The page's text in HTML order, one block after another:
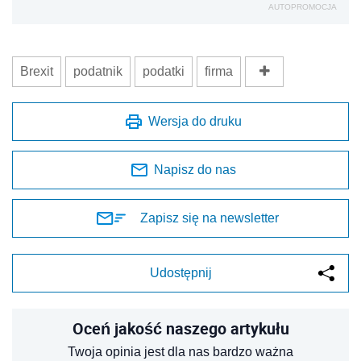
AUTOPROMOCJA
Brexit podatnik podatki firma
Wersja do druku
Napisz do nas
Zapisz się na newsletter
Udostępnij
Oceń jakość naszego artykułu
Twoja opinia jest dla nas bardzo ważna